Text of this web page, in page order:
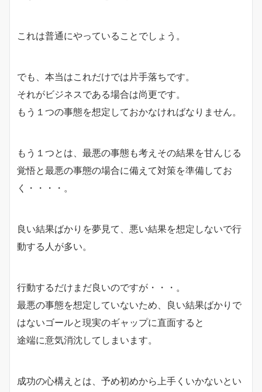
これは普通にやっていることでしょう。
でも、本当はこれだけでは片手落ちです。
それがビジネスである場合は尚更です。
もう１つの事態を想定しておかなければなりません。
もう１つとは、最悪の事態も考えその結果を甘んじる
覚悟と最悪の事態の場合に備えて対策を準備してお
く・・・・。
良い結果ばかりを夢見て、悪い結果を想定しないで行
動する人が多い。
行動するだけまだ良いのですが・・・。
最悪の事態を想定していないため、良い結果ばかりで
はないゴールと現実のギャップに直面すると
途端に意気消沈してしまいます。
成功の心構えとは、予め初めから上手くいかないとい